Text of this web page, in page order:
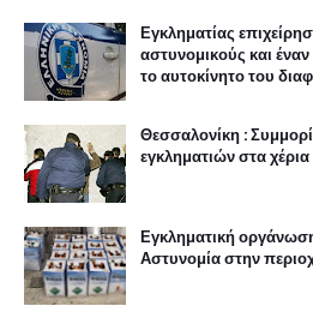
Εγκληματίας
αστυνομικούς και
το αυτοκίνητο του
Θεσσαλονίκη :
εγκληματιών στα
Εγκληματική
Αστυνομία στην